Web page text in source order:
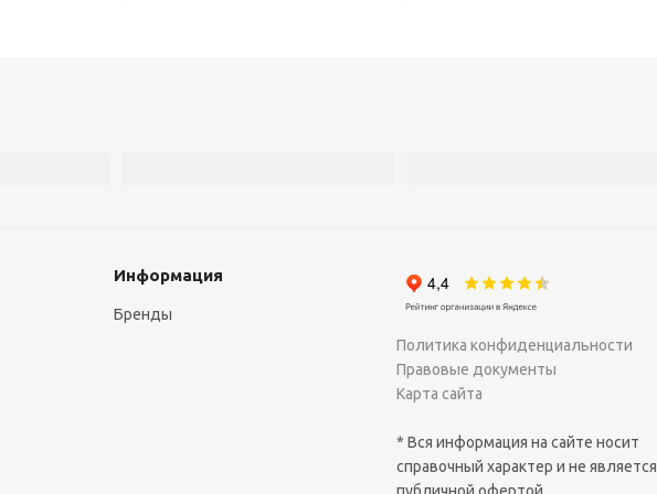
Информация
Бренды
Политика конфиденциальности
Правовые документы
Карта сайта
* Вся информация на сайте носит
справочный характер и не является